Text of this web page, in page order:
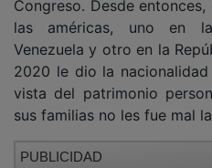
Venezuela y otro en la
2020 le dio la
vista del patrimonio
sus familias no les fue mal
PUBLICIDAD
Lo que más me pasma de